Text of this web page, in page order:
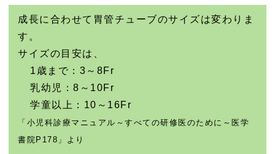
成長に合わせて胃管チューブのサイズは変わりま
す。
サイズの目安は、
1歳まで：3～8Fr
乳幼児：8～10Fr
学童以上：10～16Fr
「小児科診療マニュアル～すべての研修医のために～医学
書院P178」より